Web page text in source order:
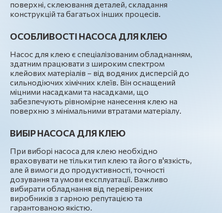
поверхні, склеювання деталей, складання
конструкцій та багатьох інших процесів.
ОСОБЛИВОСТІ НАСОСА ДЛЯ КЛЕЮ
Насос для клею є спеціалізованим обладнанням,
здатним працювати з широким спектром
клейових матеріалів – від водяних дисперсій до
сильнодіючих хімічних клеїв. Він оснащений
міцними насадками та насадками, що
забезпечують рівномірне нанесення клею на
поверхню з мінімальними втратами матеріалу.
ВИБІР НАСОСА ДЛЯ КЛЕЮ
При виборі насоса для клею необхідно
враховувати не тільки тип клею та його в'язкість,
але й вимоги до продуктивності, точності
дозування та умови експлуатації. Важливо
вибирати обладнання від перевірених
виробників з гарною репутацією та
гарантованою якістю.